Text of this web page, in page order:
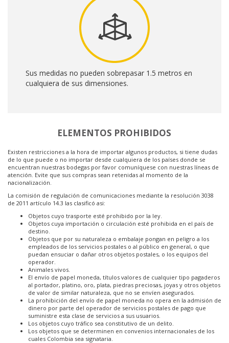
Sus medidas no pueden sobrepasar 1.5 metros en
cualquiera de sus dimensiones.
ELEMENTOS PROHIBIDOS
Existen restricciones a la hora de importar algunos productos, si tiene dudas
de lo que puede o no importar desde cualquiera de los países donde se
encuentran nuestras bodegas por favor comuníquese con nuestras líneas de
atención. Evite que sus compras sean retenidas al momento de la
nacionalización.
La comisión de regulación de comunicaciones mediante la resolución 3038
de 2011 artículo 14.3 las clasificó asi:
Objetos cuyo trasporte esté prohibido por la ley.
Objetos cuya importación o circulación esté prohibida en el país de
destino.
Objetos que por su naturaleza o embalaje pongan en peligro a los
empleados de los servicios postales o al público en general, o que
puedan ensuciar o dañar otros objetos postales, o los equipos del
operador.
Animales vivos.
El envío de papel moneda, títulos valores de cualquier tipo pagaderos
al portador, platino, oro, plata, piedras preciosas, joyas y otros objetos
de valor de similar naturaleza, que no se envíen asegurados.
La prohibición del envío de papel moneda no opera en la admisión de
dinero por parte del operador de servicios postales de pago que
suministre esta clase de servicios a sus usuarios.
Los objetos cuyo tráfico sea constitutivo de un delito.
Los objetos que se determinen en convenios internacionales de los
cuales Colombia sea signataria.